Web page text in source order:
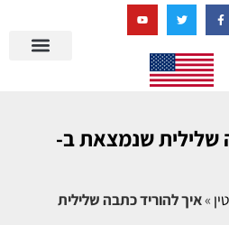
שלילית שנמצאת ב-
»איך להוריד כתבה שלילית